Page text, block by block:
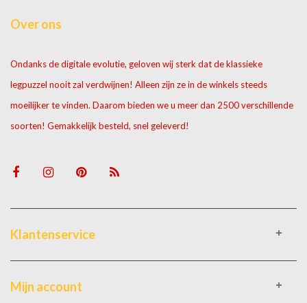
Over ons
Ondanks de digitale evolutie, geloven wij sterk dat de klassieke
legpuzzel nooit zal verdwijnen! Alleen zijn ze in de winkels steeds
moeilijker te vinden. Daarom bieden we u meer dan 2500 verschillende
soorten! Gemakkelijk besteld, snel geleverd!
Klantenservice
Mijn account